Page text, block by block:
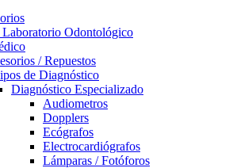
Odontológico
/ Repuestos
de Diagnóstico
Diagnóstico Especializado
Audiometros
Dopplers
Ecógrafos
Electrocardiógrafos
Lámparas / Fotóforos